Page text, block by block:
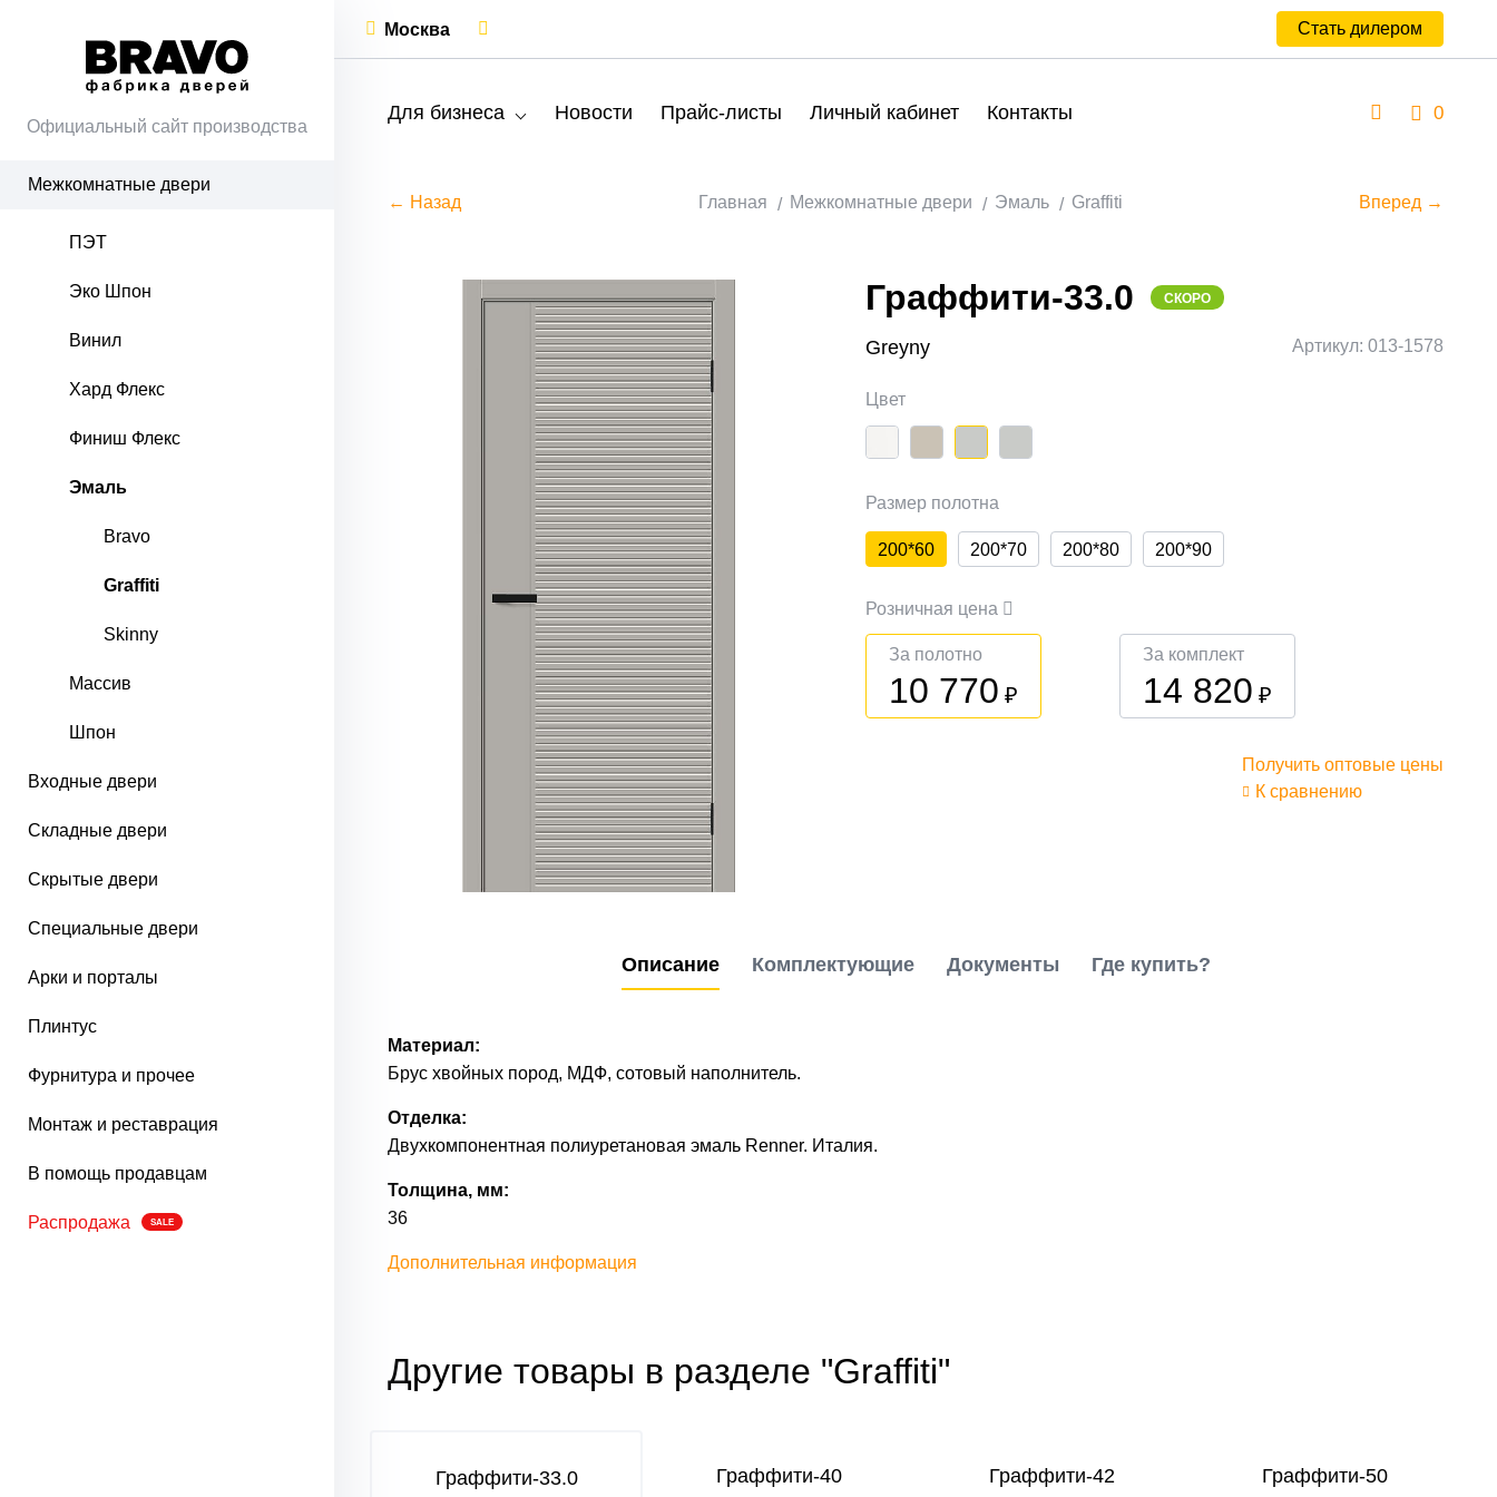
Официальный сайт производства
Межкомнатные двери
ПЭТ
Эко Шпон
Винил
Хард Флекс
Финиш Флекс
Эмаль
Bravo
Graffiti
Skinny
Массив
Шпон
Входные двери
Складные двери
Скрытые двери
Специальные двери
Арки и порталы
Плинтус
Фурнитура и прочее
Монтаж и реставрация
В помощь продавцам
Распродажа SALE
Москва Стать дилером
Для бизнеса Новости Прайс-листы Личный кабинет Контакты 0
← Назад Главная Межкомнатные двери Эмаль Graffiti Вперед →
Граффити-33.0 СКОРО
Greyny Артикул: 013-1578
Цвет
Размер полотна
200*60 200*70 200*80 200*90
Розничная цена
За полотно
10 770 ₽
За комплект
14 820 ₽
Получить оптовые цены
К сравнению
Описание Комплектующие Документы Где купить?
Материал:
Брус хвойных пород, МДФ, сотовый наполнитель.
Отделка:
Двухкомпонентная полиуретановая эмаль Renner. Италия.
Толщина, мм:
36
Дополнительная информация
Другие товары в разделе "Graffiti"
Граффити-33.0 Граффити-40 Граффити-42 Граффити-50